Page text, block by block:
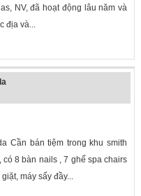
NV, đã hoạt động lâu năm và
địa và...
Cần bán tiệm trong khu smith
8 bàn nails , 7 ghế spa chairs
máy sấy đầy...